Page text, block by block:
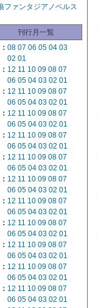
ファンタジアノベルス
刊行月一覧
08 07 06 05 04 03
02 01
12 11 10 09 08 07
06 05 04 03 02 01
12 11 10 09 08 07
06 05 04 03 02 01
12 11 10 09 08 07
06 05 04 03 02 01
12 11 10 09 08 07
06 05 04 03 02 01
12 11 10 09 08 07
06 05 04 03 02 01
12 11 10 09 08 07
06 05 04 03 02 01
12 11 10 09 08 07
06 05 04 03 02 01
12 11 10 09 08 07
06 05 04 03 02 01
12 11 10 09 08 07
06 05 04 03 02 01
12 11 10 09 08 07
06 05 04 03 02 01
12 11 10 09 08 07
06 05 04 03 02 01